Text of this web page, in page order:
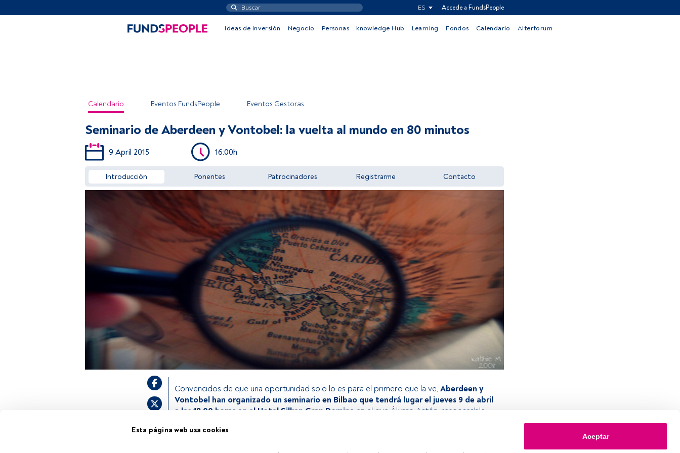
Esta página web usa cookies
Aceptar
ES Accede a FundsPeople
Ideas de inversión Negocio Personas knowledge Hub Learning Fondos Calendario Alterforum
Calendario Eventos FundsPeople Eventos Gestoras
Acceder a FundsPeople
Seminario de Aberdeen y Vontobel: la vuelta al mundo en 80 minutos
9 April 2015 16:00h
Introducción Ponentes Patrocinadores Registrarme Contacto
Convencidos de que una oportunidad solo lo es para el primero que la ve, Aberdeen y
Vontobel han organizado un seminario en Bilbao que tendrá lugar el jueves 9 de abril
a las 18.00 horas en el Hotel Silken Gran Domine en el que Álvaro Antón, responsable
& Latam de Vontobel, analizarán la actual situación económica. Asimismo, explorarán los